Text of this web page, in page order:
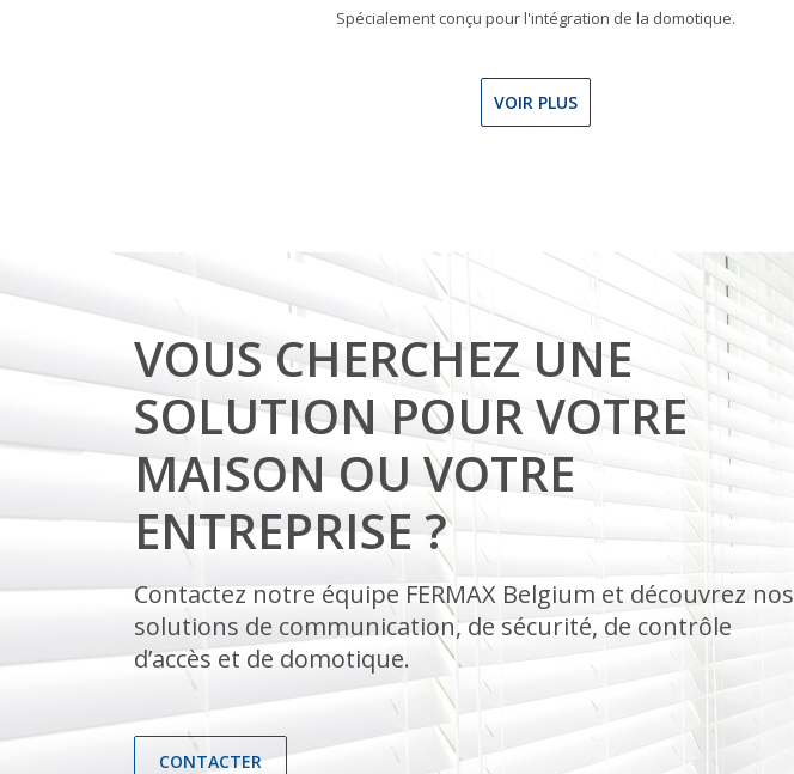
Spécialement conçu pour l'intégration de la domotique.
VOIR PLUS
VOUS CHERCHEZ UNE
SOLUTION POUR VOTRE
MAISON OU VOTRE
ENTREPRISE ?
Contactez notre équipe FERMAX Belgium et découvrez nos
solutions de communication, de sécurité, de contrôle
d’accès et de domotique.
CONTACTER